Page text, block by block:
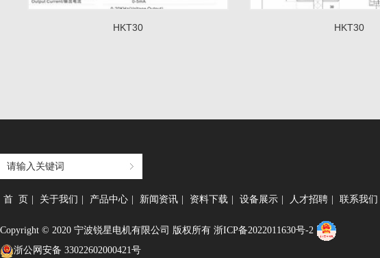
HKT30 HKT30
首 页 关于我们 产品中心 新闻资讯 资料下载 设备展示 人才招聘 联系我们
Copyright © 2020 宁波锐星电机有限公司 版权所有 浙ICP备2022011630号-2
浙公网安备 33022602000421号